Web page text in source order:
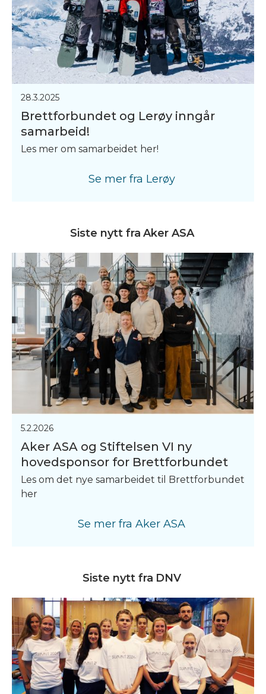
28.3.2025
Brettforbundet og Lerøy inngår
samarbeid!
Les mer om samarbeidet her!
Se mer fra Lerøy
Siste nytt fra Aker ASA
5.2.2026
Aker ASA og Stiftelsen VI ny
hovedsponsor for Brettforbundet
Les om det nye samarbeidet til Brettforbundet
her
Se mer fra Aker ASA
Siste nytt fra DNV